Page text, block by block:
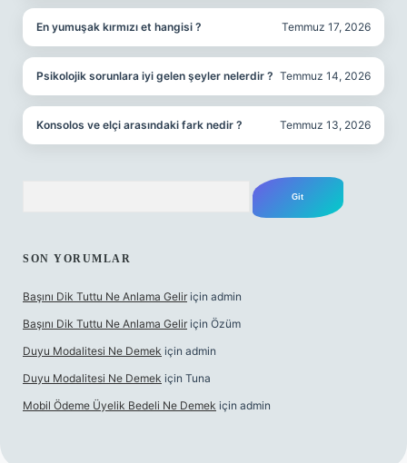
En yumuşak kırmızı et hangisi ? Temmuz 17, 2026
Psikolojik sorunlara iyi gelen şeyler nelerdir ? Temmuz 14, 2026
Konsolos ve elçi arasındaki fark nedir ? Temmuz 13, 2026
SON YORUMLAR
Başını Dik Tuttu Ne Anlama Gelir için admin
Başını Dik Tuttu Ne Anlama Gelir için Özüm
Duyu Modalitesi Ne Demek için admin
Duyu Modalitesi Ne Demek için Tuna
Mobil Ödeme Üyelik Bedeli Ne Demek için admin